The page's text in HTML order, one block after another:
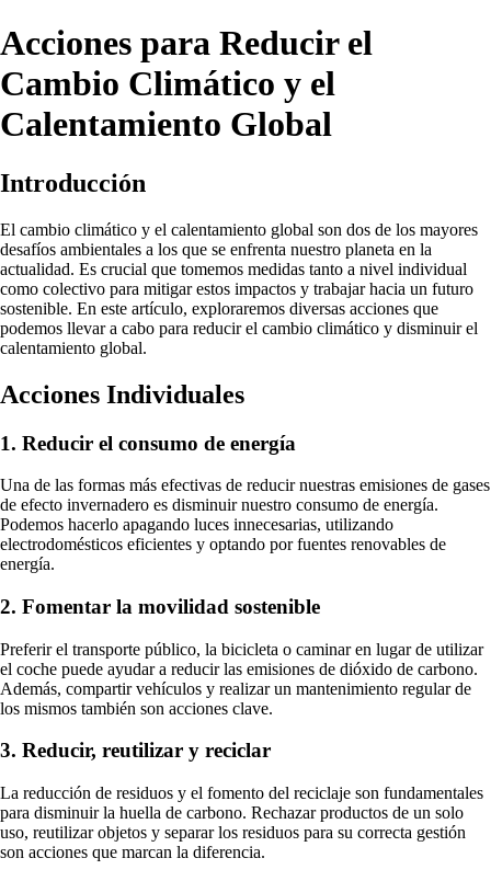
Acciones para Reducir el
Cambio Climático y el
Calentamiento Global
Introducción
El cambio climático y el calentamiento global son dos de los mayores
desafíos ambientales a los que se enfrenta nuestro planeta en la
actualidad. Es crucial que tomemos medidas tanto a nivel individual
como colectivo para mitigar estos impactos y trabajar hacia un futuro
sostenible. En este artículo, exploraremos diversas acciones que
podemos llevar a cabo para reducir el cambio climático y disminuir el
calentamiento global.
Acciones Individuales
1. Reducir el consumo de energía
Una de las formas más efectivas de reducir nuestras emisiones de gases
de efecto invernadero es disminuir nuestro consumo de energía.
Podemos hacerlo apagando luces innecesarias, utilizando
electrodomésticos eficientes y optando por fuentes renovables de
energía.
2. Fomentar la movilidad sostenible
Preferir el transporte público, la bicicleta o caminar en lugar de utilizar
el coche puede ayudar a reducir las emisiones de dióxido de carbono.
Además, compartir vehículos y realizar un mantenimiento regular de
los mismos también son acciones clave.
3. Reducir, reutilizar y reciclar
La reducción de residuos y el fomento del reciclaje son fundamentales
para disminuir la huella de carbono. Rechazar productos de un solo
uso, reutilizar objetos y separar los residuos para su correcta gestión
son acciones que marcan la diferencia.